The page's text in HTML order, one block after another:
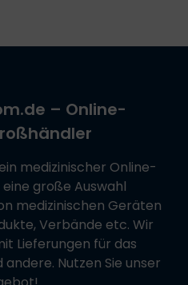
– Online-
medizinischer Online-
große Auswahl
medizinischen Geräten
Verbände etc. Wir
Lieferungen für das
Nutzen Sie unser